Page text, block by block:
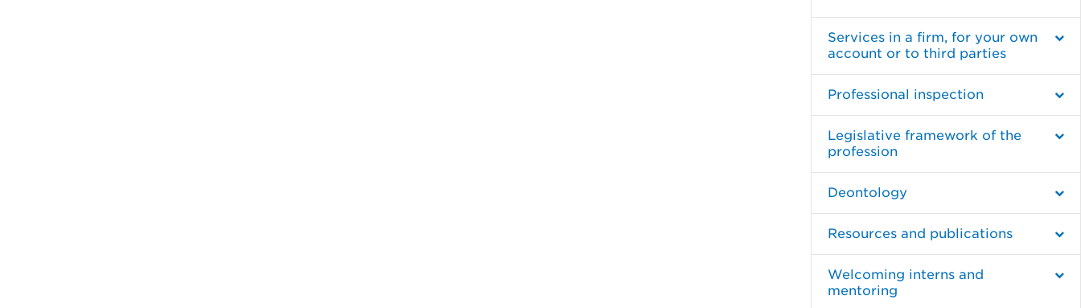
Services in a firm, for your own
account or to third parties
Professional inspection
Legislative framework of the
profession
Deontology
Resources and publications
Welcoming interns and
mentoring